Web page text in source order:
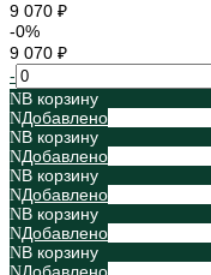
9 070 ₽
-0%
9 070 ₽
-
В корзину
Добавлено
В корзину
Добавлено
В корзину
Добавлено
В корзину
Добавлено
В корзину